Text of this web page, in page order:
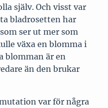
själv. Och visst var
bladrosetten har
ser ut mer som
växa en blomma i
blomman är en
än den brukar
var för några